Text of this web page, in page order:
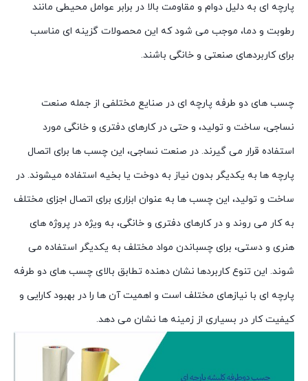
پارچه ای به دلیل دوام و مقاومت بالا در برابر عوامل محیطی مانند
رطوبت و دما، موجب می شود که این محصولات گزینه ای مناسب
برای کاربردهای صنعتی و خانگی باشند.
چسب های دو طرفه پارچه ای در صنایع مختلفی از جمله صنعت
نساجی، ساخت و تولید، و حتی در کارهای دفتری و خانگی مورد
استفاده قرار می گیرند. در صنعت نساجی، این چسب ها برای اتصال
پارچه ها به یکدیگر بدون نیاز به دوخت یا بخیه استفاده میشوند. در
ساخت و تولید، این چسب ها به عنوان ابزاری برای اتصال اجزای مختلف
به کار می روند و در کارهای دفتری و خانگی، به ویژه در پروژه های
هنری و دستی، برای چسباندن مواد مختلف به یکدیگر استفاده می
شوند. این تنوع کاربردها نشان دهنده تطابق بالای چسب های دو طرفه
پارچه ای با نیازهای مختلف است و اهمیت آن ها را در بهبود کارایی و
کیفیت کار در بسیاری از زمینه ها نشان می دهد.